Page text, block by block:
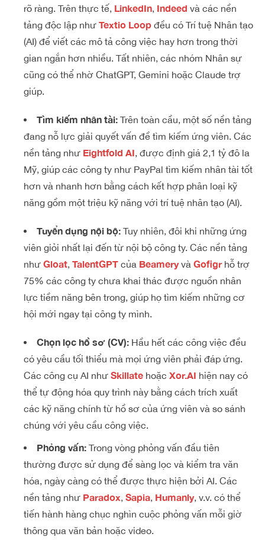
rõ ràng. Trên thực tế, LinkedIn, Indeed và các nền
tảng độc lập như Textio Loop đều có Trí tuệ Nhân tạo
(AI) để viết các mô tả công việc hay hơn trong thời
gian ngắn hơn nhiều. Tất nhiên, các nhóm Nhân sự
cũng có thể nhờ ChatGPT, Gemini hoặc Claude trợ
giúp.
Tìm kiếm nhân tài: Trên toàn cầu, một số nền tảng
đang nỗ lực giải quyết vấn đề tìm kiếm ứng viên. Các
nền tảng như Eightfold AI, được định giá 2,1 tỷ đô la
Mỹ, giúp các công ty như PayPal tìm kiếm nhân tài tốt
hơn và nhanh hơn bằng cách kết hợp phân loại kỹ
năng gồm một triệu kỹ năng với trí tuệ nhân tạo (AI).
Tuyển dụng nội bộ: Tuy nhiên, đôi khi những ứng
viên giỏi nhất lại đến từ nội bộ công ty. Các nền tảng
như Gloat, TalentGPT của Beameryvà Gofigrhỗ trợ
75% các công ty chưa khai thác được nguồn nhân
lực tiềm năng bên trong, giúp họ tìm kiếm những cơ
hội mới ngay tại công ty mình.
Chọn lọc hồ sơ (CV): Hầu hết các công việc đều
có yêu cầu tối thiểu mà mọi ứng viên phải đáp ứng.
Các công cụ AI như Skillate hoặc Xor.AI hiện nay có
thể tự động hóa quy trình này bằng cách trích xuất
các kỹ năng chính từ hồ sơ của ứng viên và so sánh
chúng với yêu cầu công việc.
Phỏng vấn: Trong vòng phỏng vấn đầu tiên
thường được sử dụng để sàng lọc và kiểm tra văn
hóa, ngày càng có thể được thực hiện bởi AI. Các
nền tảng như Paradox, Sapia, Humanly, v.v. có thể
tiến hành hàng chục nghìn cuộc phỏng vấn mỗi giờ
thông qua văn bản hoặc video.